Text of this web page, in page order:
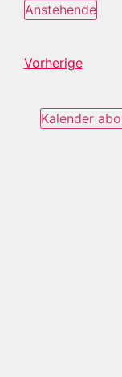
Anstehende
Datum
Vorherige
Kalender